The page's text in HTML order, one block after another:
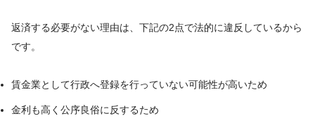
返済する必要がない理由は、下記の2点で法的に違反しているから
です。
賃金業として行政へ登録を行っていない可能性が高いため
金利も高く公序良俗に反するため